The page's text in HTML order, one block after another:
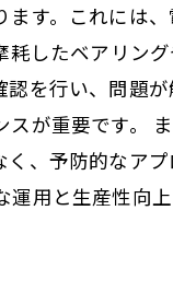
す。これには
したベアリン
を行い、問題
が重要です。
、予防的なア
用と生産性向